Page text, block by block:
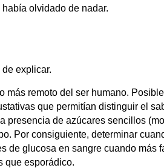
olvidado de nadar.
explicar.
remoto del ser humano.
que permitían distinguir el
de azúcares sencillos
Por consiguiente, determinar
glucosa en sangre cuando
que esporádico.